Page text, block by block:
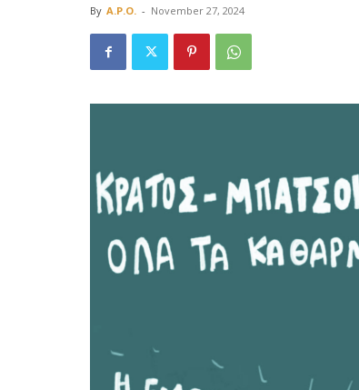
Οργάνωση
By A.P.O. - November 27, 2024